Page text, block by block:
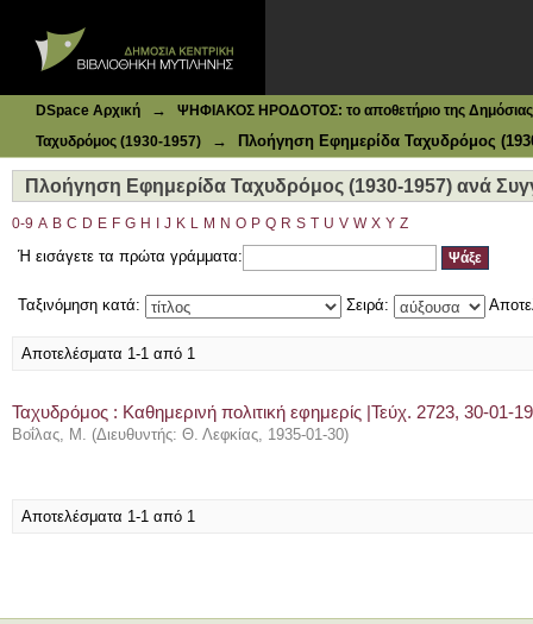
DSpace Αρχική →
ΨΗΦΙΑΚΟΣ ΗΡΟΔΟΤΟΣ: το αποθετήριο της Δημόσιας
Ταχυδρόμος (1930-1957)
→ Πλοήγηση Εφημερίδα Ταχυδρόμος
Πλοήγηση Εφημερίδα Ταχυδρόμος (1930-1957) ανά
0-9 A B C D E F G H J K L M N O P Q R S T U V W X Y Z
Ή εισάγετε τα πρώτα γράμματα:
Ταξινόμηση κατά: Σειρά:
Αποτελέσματα 1-1 από 1
Ταχυδρόμος : Καθημερινή πολιτική εφημερίς |Τεύχ. 2723, 30-01-
Βοΐλας, Μ. (Διευθυντής: Θ. Λεφκίας, 1935-01-30)
Αποτελέσματα 1-1 από 1